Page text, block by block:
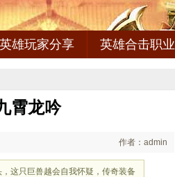
英雄玩家分享 英雄合击职业
霄龙吟
作者：admin
这只巨兽越会自我怀疑，传奇装备